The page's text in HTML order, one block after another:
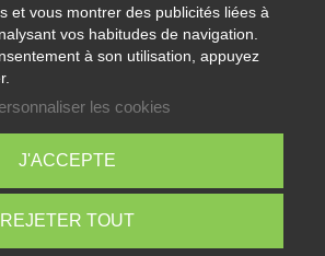
et vous montrer des publicités liées à
vos habitudes de navigation.
à son utilisation, appuyez
les cookies
REJETER TOUT
J'ACCEPTE